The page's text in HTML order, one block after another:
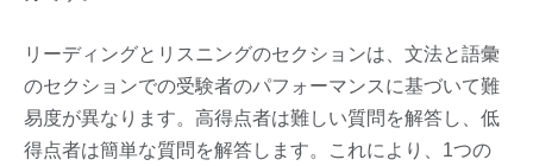
リーディングとリスニングのセクションは、文法と語彙
のセクションでの受験者のパフォーマンスに基づいて難
易度が異なります。高得点者は難しい質問を解答し、低
得点者は簡単な質問を解答します。これにより、1つの